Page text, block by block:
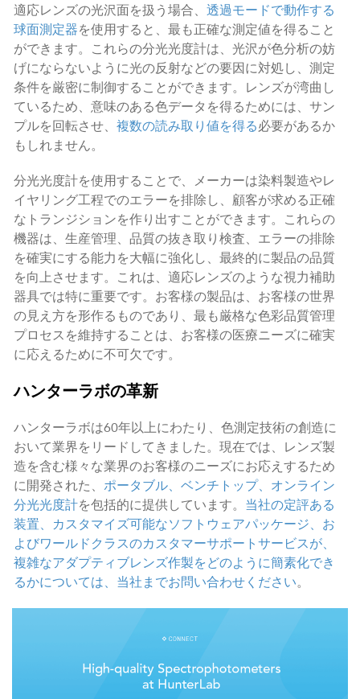
適応レンズの光沢面を扱う場合、 透過モードで動作する
球面測定器を使用すると、最も正確な測定値を得ること
ができます。これらの分光光度計は、光沢が色分析の妨
げにならないように光の反射などの要因に対処し、測定
条件を厳密に制御することができます。レンズが湾曲し
ているため、意味のある色データを得るためには、サン
プルを回転させ、 複数の読み取り値を得る必要があるか
もしれません。
分光光度計を使用することで、メーカーは染料製造やレ
イヤリング工程でのエラーを排除し、顧客が求める正確
なトランジションを作り出すことができます。これらの
機器は、生産管理、品質の抜き取り検査、エラーの排除
を確実にする能力を大幅に強化し、最終的に製品の品質
を向上させます。これは、適応レンズのような視力補助
器具では特に重要です。お客様の製品は、お客様の世界
の見え方を形作るものであり、最も厳格な色彩品質管理
プロセスを維持することは、お客様の医療ニーズに確実
に応えるために不可欠です。
ハンターラボの革新
ハンターラボは60年以上にわたり、色測定技術の創造に
おいて業界をリードしてきました。現在では、レンズ製
造を含む様々な業界のお客様のニーズにお応えするため
に開発された、 ポータブル、ベンチトップ、オンライン
分光光度計を包括的に提供しています。 当社の定評ある
装置、カスタマイズ可能なソフトウェアパッケージ、お
よびワールドクラスのカスタマーサポートサービスが、
複雑なアダプティブレンズ作製をどのように簡素化でき
るかについては、当社までお問い合わせください。